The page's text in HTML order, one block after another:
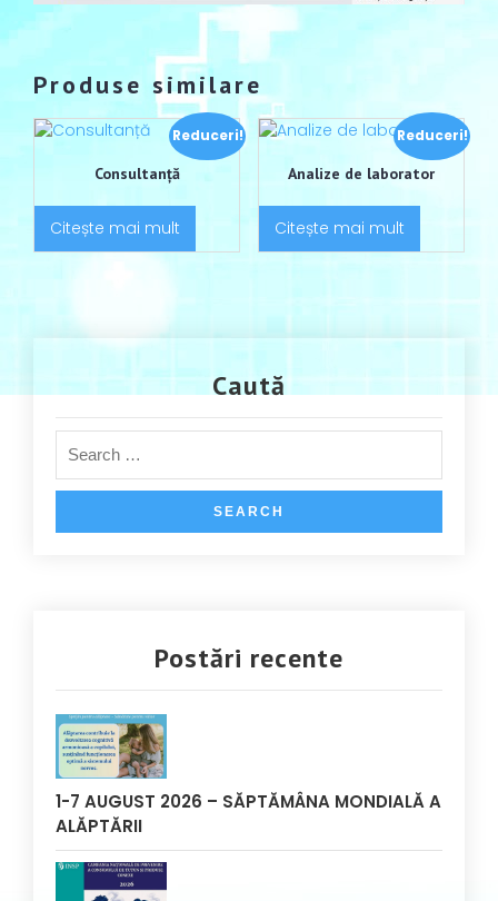
Produse similare
Reduceri!
Consultanță
Citește mai mult
Reduceri!
Analize de laborator
Citește mai mult
Caută
Postări recente
1-7 AUGUST 2026 – SĂPTĂMÂNA MONDIALĂ A
ALĂPTĂRII